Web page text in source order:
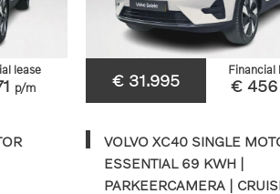
lease
p/m € 31.995
Financial
€ 456
VOLVO XC40 SINGLE
ESSENTIAL 69 KWH |
PARKEERCAMERA |